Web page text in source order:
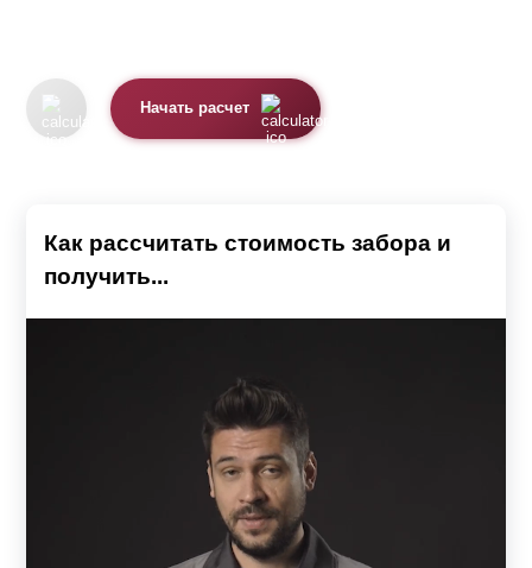
Начать расчет
Как рассчитать стоимость забора и
получить...